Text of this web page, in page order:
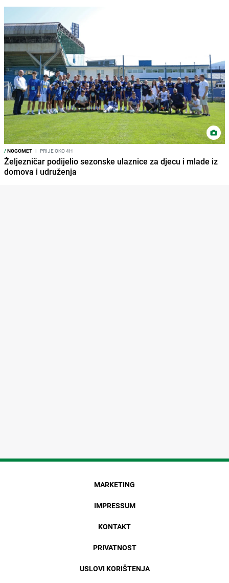
/NOGOMET I PRIJE OKO 4H
Željezničar podijelio sezonske ulaznice za djecu i mlade iz
domova i udruženja
MARKETING
IMPRESSUM
KONTAKT
PRIVATNOST
USLOVI KORIŠTENJA